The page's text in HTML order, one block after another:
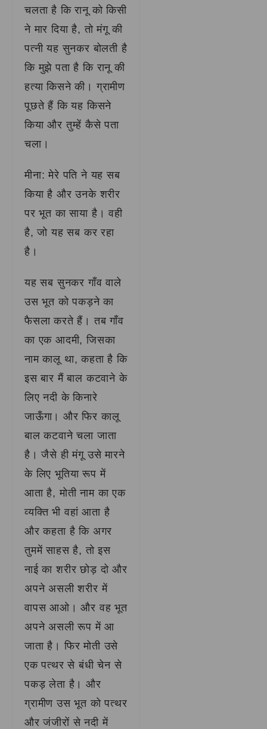
चलता है कि रानू को किसी
ने मार दिया है, तो मंगू की
पत्नी यह सुनकर बोलती है
कि मुझे पता है कि रानू की
हत्या किसने की। ग्रामीण
पूछते हैं कि यह किसने
किया और तुम्हें कैसे पता
चला।
मीना: मेरे पति ने यह सब
किया है और उनके शरीर
पर भूत का साया है। वही
है, जो यह सब कर रहा
है।
यह सब सुनकर गाँव वाले
उस भूत को पकड़ने का
फैसला करते हैं। तब गाँव
का एक आदमी, जिसका
नाम कालू था, कहता है कि
इस बार मैं बाल कटवाने के
लिए नदी के किनारे
जाऊँगा। और फिर कालू
बाल कटवाने चला जाता
है। जैसे ही मंगू उसे मारने
के लिए भूतिया रूप में
आता है, मोती नाम का एक
व्यक्ति भी वहां आता है
और कहता है कि अगर
तुममें साहस है, तो इस
नाई का शरीर छोड़ दो और
अपने असली शरीर में
वापस आओ। और वह भूत
अपने असली रूप में आ
जाता है। फिर मोती उसे
एक पत्थर से बंधी चेन से
पकड़ लेता है। और
ग्रामीण उस भूत को पत्थर
और जंजीरों से नदी में